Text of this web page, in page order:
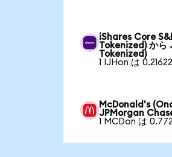
iShares Core
Tokenized) か
Tokenized)
1 IJHon は
McDonald's
JPMorgan
1 MCDon は